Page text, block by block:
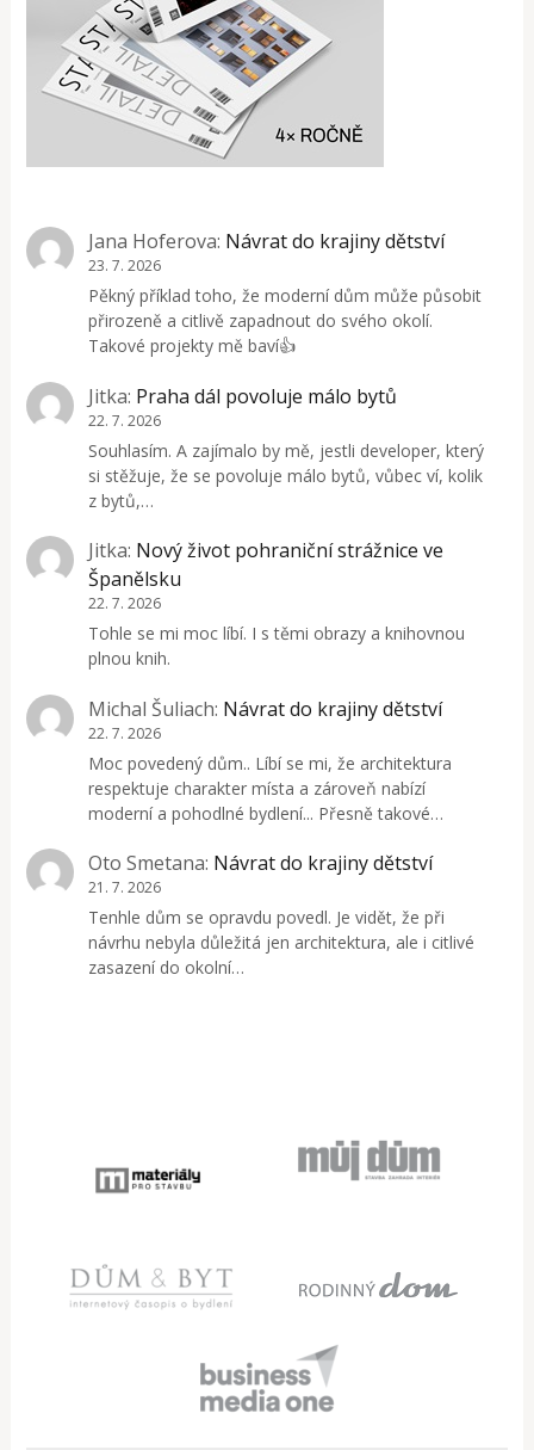
Jana Hoferova: Návrat do krajiny dětství
23. 7. 2026
Pěkný příklad toho, že moderní dům může působit
přirozeně a citlivě zapadnout do svého okolí.
Takové projekty mě baví👍
Jitka: Praha dál povoluje málo bytů
22. 7. 2026
Souhlasím. A zajímalo by mě, jestli developer, který
si stěžuje, že se povoluje málo bytů, vůbec ví, kolik
z bytů,…
Jitka: Nový život pohraniční strážnice ve
Španělsku
22. 7. 2026
Tohle se mi moc líbí. I s těmi obrazy a knihovnou
plnou knih.
Michal Šuliach: Návrat do krajiny dětství
22. 7. 2026
Moc povedený dům.. Líbí se mi, že architektura
respektuje charakter místa a zároveň nabízí
moderní a pohodlné bydlení... Přesně takové…
Oto Smetana: Návrat do krajiny dětství
21. 7. 2026
Tenhle dům se opravdu povedl. Je vidět, že při
návrhu nebyla důležitá jen architektura, ale i citlivé
zasazení do okolní…